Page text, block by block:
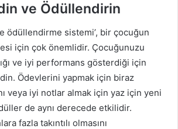
ve Ödüllendirin
ödüllendirme sistemi’, bir çocuğun
için çok önemlidir. Çocuğunuzu
ve iyi performans gösterdiği için
Ödevlerini yapmak için biraz
veya iyi notlar almak için yaz için yeni
de aynı derecede etkilidir.
fazla takıntılı olmasını